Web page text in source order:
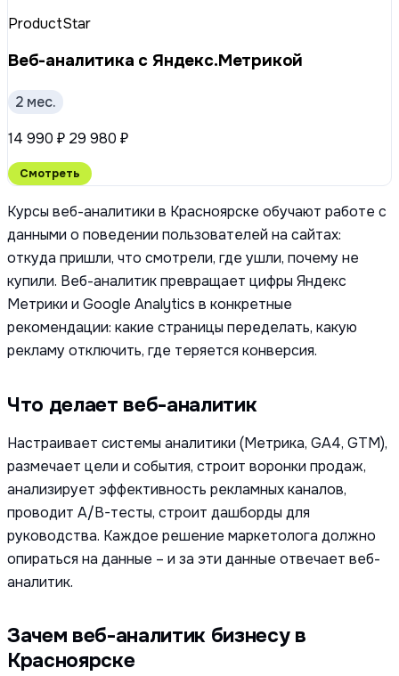
ProductStar
Веб-аналитика с Яндекс.Метрикой
2 мес.
14 990 ₽ 29 980 ₽
Смотреть
Курсы веб-аналитики в Красноярске обучают работе с
данными о поведении пользователей на сайтах:
откуда пришли, что смотрели, где ушли, почему не
купили. Веб-аналитик превращает цифры Яндекс
Метрики и Google Analytics в конкретные
рекомендации: какие страницы переделать, какую
рекламу отключить, где теряется конверсия.
Что делает веб-аналитик
Настраивает системы аналитики (Метрика, GA4, GTM),
размечает цели и события, строит воронки продаж,
анализирует эффективность рекламных каналов,
проводит A/B-тесты, строит дашборды для
руководства. Каждое решение маркетолога должно
опираться на данные – и за эти данные отвечает веб-
аналитик.
Зачем веб-аналитик бизнесу в
Красноярске